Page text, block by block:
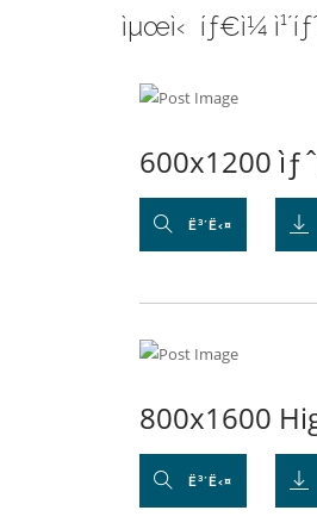
ìµœì‹ íƒ€ì¼
600x1200
Ë³´Ë‹¤
800x1600
Ë³´Ë‹¤